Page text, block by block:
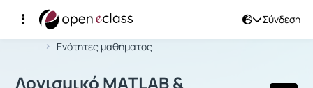
Σύνδεση
Αρχική Σελίδα
Ενότητες μαθήματος
Μάθημα : Λογισμικό MATLAB &
Λογισμικό MATLAB &